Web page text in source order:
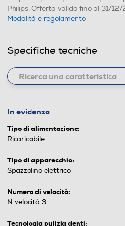
Philips. Offerta valida fino al 31/
Modalità e regolamento
Specifiche tecniche
In evidenza
Tipo di alimentazione:
Ricaricabile
Tipo di apparecchio:
Spazzolino elettrico
Numero di velocità:
N velocità 3
Tecnologia pulizia denti: